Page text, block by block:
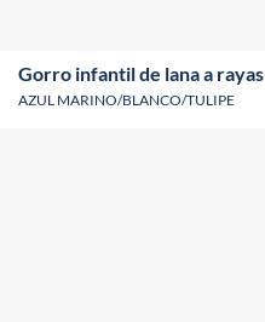
Gorro infantil de lana a rayas
AZUL MARINO/BLANCO/TULIPE